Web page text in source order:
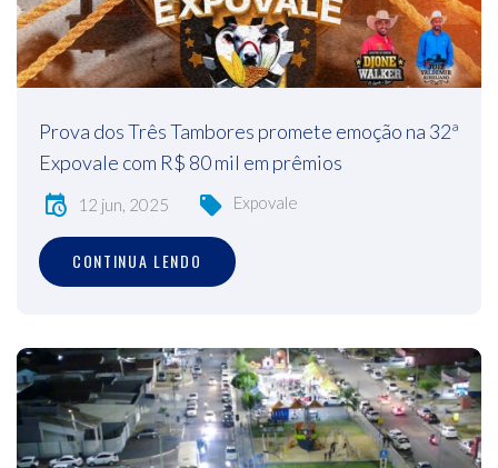
Prova dos Três Tambores promete emoção na 32ª
Expovale com R$ 80 mil em prêmios
12 jun, 2025 Expovale
CONTINUA LENDO